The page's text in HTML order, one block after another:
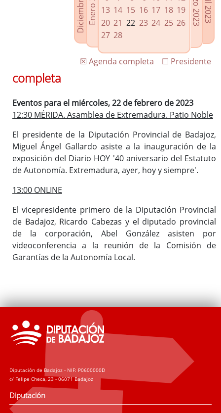
Agenda de Presidencia
Plenos provinciales y Juntas de gobierno
Oficina de Proyectos Europeos
13 14 15 16 17 18 19
20 21 22 23 24 25 26
27 28
☐ Presidente
☒ Agenda completa
completa
Eventos para el miércoles, 22 de febrero de 2023
12:30 MÉRIDA. Asamblea de Extremadura. Patio Noble
El presidente de la Diputación Provincial de Badajoz,
Miguel Ángel Gallardo asiste a la inauguración de la
exposición del Diario HOY '40 aniversario del Estatuto
de Autonomía. Extremadura, ayer, hoy y siempre'.
13:00 ONLINE
El vicepresidente primero de la Diputación Provincial
de Badajoz, Ricardo Cabezas y el diputado provincial
de la corporación, Abel González asisten por
videoconferencia a la reunión de la Comisión de
Garantías de la Autonomía Local.
Diputación de Badajoz - NIF: P0600000D
c/ Felipe Checa, 23 - 06071 Badajoz
Diputación